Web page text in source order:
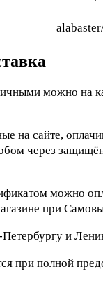
можно на
на сайте,
через
можно
при
и
при полной